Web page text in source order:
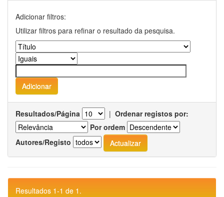
Adicionar filtros:
Utilizar filtros para refinar o resultado da pesquisa.
Resultados/Página | Ordenar registos por:
Por ordem
Autores/Registo
Resultados 1-1 de 1.